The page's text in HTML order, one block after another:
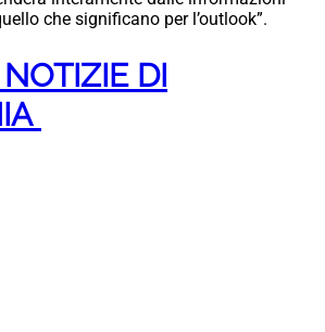
che significano per l’outlook”.
DI